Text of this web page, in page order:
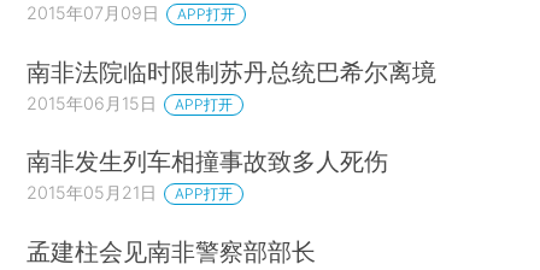
2015年07月09日 APP打开
南非法院临时限制苏丹总统巴希尔离境
2015年06月15日 APP打开
南非发生列车相撞事故致多人死伤
2015年05月21日 APP打开
孟建柱会见南非警察部部长